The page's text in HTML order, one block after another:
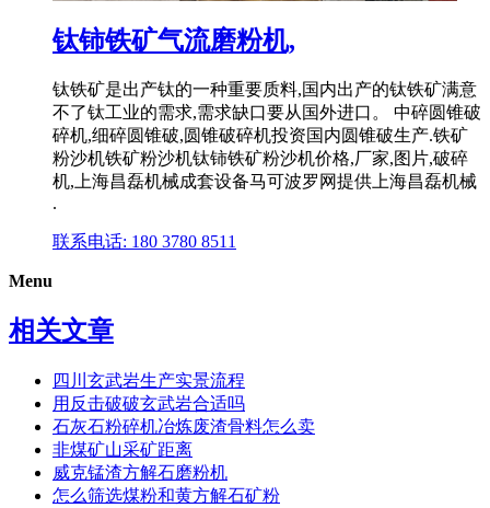
钛铈铁矿气流磨粉机,
钛铁矿是出产钛的一种重要质料,国内出产的钛铁矿满意
不了钛工业的需求,需求缺口要从国外进口。 中碎圆锥破
碎机,细碎圆锥破,圆锥破碎机投资国内圆锥破生产.铁矿
粉沙机铁矿粉沙机钛铈铁矿粉沙机价格,厂家,图片,破碎
机,上海昌磊机械成套设备马可波罗网提供上海昌磊机械
.
联系电话: 180 3780 8511
Menu
相关文章
四川玄武岩生产实景流程
用反击破破玄武岩合适吗
石灰石粉碎机冶炼废渣骨料怎么卖
非煤矿山采矿距离
威克锰渣方解石磨粉机
怎么筛选煤粉和黄方解石矿粉